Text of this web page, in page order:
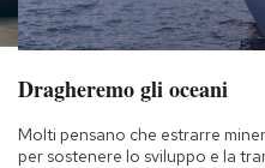
Dragheremo gli oceani
Molti pensano che estrarre
per sostenere lo sviluppo e la